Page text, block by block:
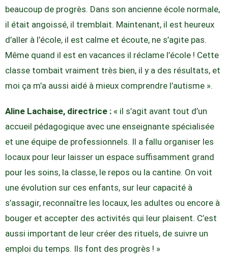
beaucoup de progrès. Dans son ancienne école normale,
il était angoissé, il tremblait. Maintenant, il est heureux
d’aller à l’école, il est calme et écoute, ne s’agite pas.
Même quand il est en vacances il réclame l’école ! Cette
classe tombait vraiment très bien, il y a des résultats, et
moi ça m’a aussi aidé à mieux comprendre l’autisme ».
Aline Lachaise, directrice : « il s’agit avant tout d’un
accueil pédagogique avec une enseignante spécialisée
et une équipe de professionnels. Il a fallu organiser les
locaux pour leur laisser un espace suffisamment grand
pour les soins, la classe, le repos ou la cantine. On voit
une évolution sur ces enfants, sur leur capacité à
s’assagir, reconnaître les locaux, les adultes ou encore à
bouger et accepter des activités qui leur plaisent. C’est
aussi important de leur créer des rituels, de suivre un
emploi du temps. Ils font des progrès ! »